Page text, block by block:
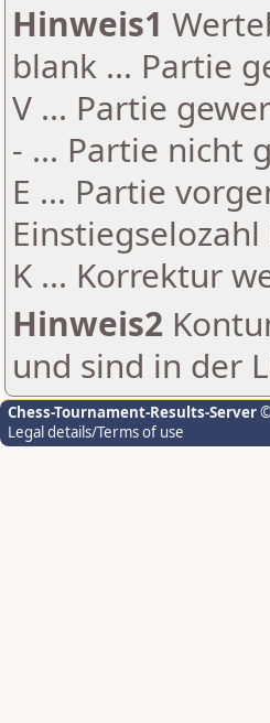
Hinweis1
blank ... Partie
V ... Partie
- ... Partie nicht
E ... Partie
K ... Korrektur
Hinweis2
und sind in der
Chess-Tournament-Results-Server
Legal details/Terms of use